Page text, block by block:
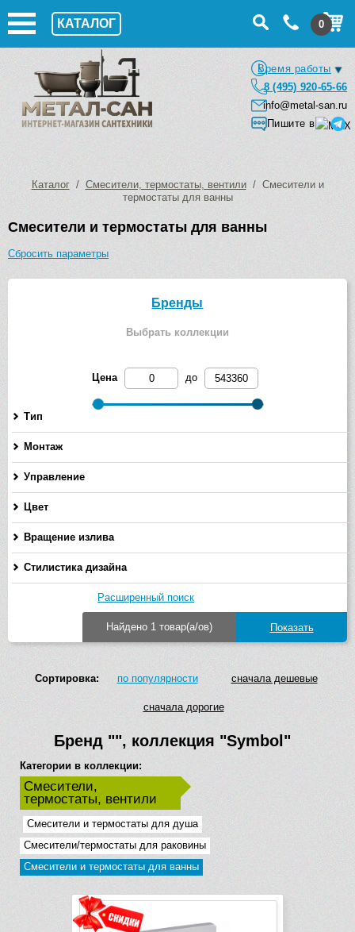
КАТАЛОГ 0
Время работы
8 (495) 920-65-66
info@metal-san.ru
Пишите в
Каталог/ Смесители, термостаты, вентили/ Смесители и
термостаты для ванны
Смесители и термостаты для ванны
Сбросить параметры
Бренды
Выбрать коллекции
Цена до
Тип
Монтаж
Управление
Цвет
Вращение излива
Стилистика дизайна
Расширенный поиск
Найдено 1 товар(а/ов)
Сортировка: по популярности сначала дешевые
сначала дорогие
Бренд "", коллекция "Symbol"
Категории в коллекции:
Смесители,
термостаты, вентили
Смесители и термостаты для душа
Смесители/термостаты для раковины
Смесители и термостаты для ванны